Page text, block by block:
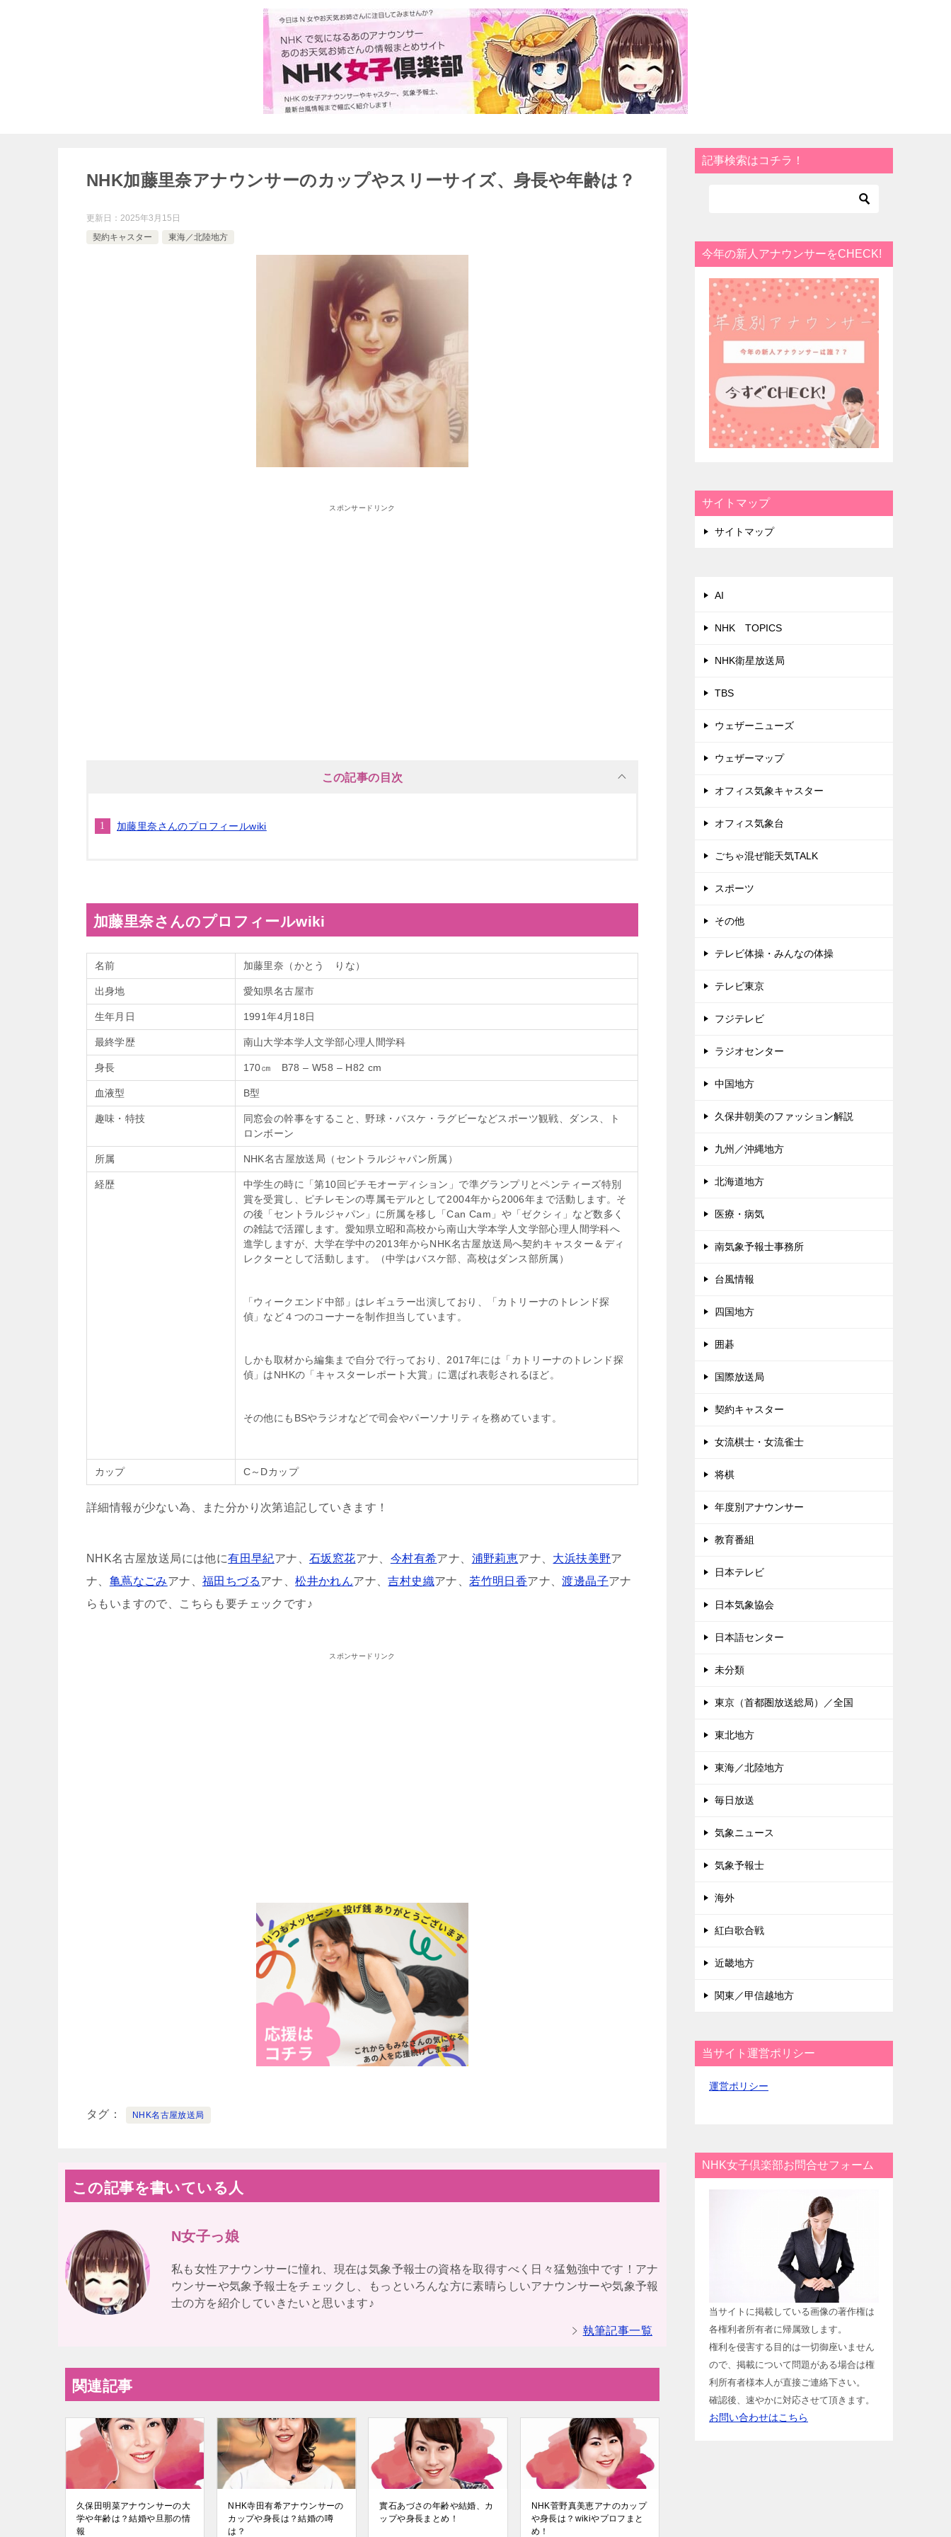
NHK加藤里奈アナウンサーのカップやスリーサイズ、身長や年齢は？
更新日： 2025年3月15日
契約キャスター
東海／北陸地方
スポンサードリンク
この記事の目次
加藤里奈さんのプロフィールwiki
加藤里奈さんのプロフィールwiki
名前 加藤里奈（かとう りな）
出身地 愛知県名古屋市
生年月日 1991年4月18日
最終学歴 南山大学本学人文学部心理人間学科
身長 170㎝ B78 – W58 – H82 cm
血液型 B型
趣味・特技
同窓会の幹事をすること、野球・バスケ・ラグビーなどスポーツ観戦、ダンス、ト
ロンボーン
所属 NHK名古屋放送局（セントラルジャパン所属）
経歴
中学生の時に「第10回ピチモオーディション」で準グランプリとペンティーズ特別
賞を受賞し、ピチレモンの専属モデルとして2004年から2006年まで活動します。そ
の後「セントラルジャパン」に所属を移し「Can Cam」や「ゼクシィ」など数多く
の雑誌で活躍します。愛知県立昭和高校から南山大学本学人文学部心理人間学科へ
進学しますが、大学在学中の2013年からNHK名古屋放送局へ契約キャスター＆ディ
レクターとして活動します。（中学はバスケ部、高校はダンス部所属）
「ウィークエンド中部」はレギュラー出演しており、「カトリーナのトレンド探
偵」など４つのコーナーを制作担当しています。
しかも取材から編集まで自分で行っており、2017年には「カトリーナのトレンド探
偵」はNHKの「キャスターレポート大賞」に選ばれ表彰されるほど。
その他にもBSやラジオなどで司会やパーソナリティを務めています。
カップ C～Dカップ
詳細情報が少ない為、また分かり次第追記していきます！
NHK名古屋放送局には他に有田早紀アナ、石坂窓花アナ、 今村有希アナ、 浦野莉恵アナ、 大浜扶美野ア
ナ、 亀蔦なごみアナ、福田ちづるアナ、松井かれんアナ、吉村史織アナ、 若竹明日香アナ、渡邊晶子アナ
らもいますので、こちらも要チェックです♪
スポンサードリンク
タグ NHK名古屋放送局
この記事を書いている人
N女子っ娘
私も女性アナウンサーに憧れ、現在は気象予報士の資格を取得すべく日々猛勉強中です！アナ
ウンサーや気象予報士をチェックし、もっといろんな方に素晴らしいアナウンサーや気象予報
士の方を紹介していきたいと思います♪
執筆記事一覧
関連記事
久保田明菜アナウンサーの大
学や年齢は？結婚や旦那の情
報
NHK寺田有希アナウンサーの
カップや身長は？結婚の噂
は？
實石あづさの年齢や結婚、カ
ップや身長まとめ！
NHK菅野真美恵アナのカップ
や身長は？wikiやプロフまと
め！
記事検索はコチラ！
今年の新人アナウンサーをCHECK!
サイトマップ
サイトマップ
AI
NHK TOPICS
NHK衛星放送局
TBS
ウェザーニューズ
ウェザーマップ
オフィス気象キャスター
オフィス気象台
ごちゃ混ぜ能天気TALK
スポーツ
その他
テレビ体操・みんなの体操
テレビ東京
フジテレビ
ラジオセンター
中国地方
久保井朝美のファッション解説
九州／沖縄地方
北海道地方
医療・病気
南気象予報士事務所
台風情報
四国地方
囲碁
国際放送局
契約キャスター
女流棋士・女流雀士
将棋
年度別アナウンサー
教育番組
日本テレビ
日本気象協会
日本語センター
未分類
東京（首都圏放送総局）／全国
東北地方
東海／北陸地方
毎日放送
気象ニュース
気象予報士
海外
紅白歌合戦
近畿地方
関東／甲信越地方
当サイト運営ポリシー
運営ポリシー
NHK女子倶楽部お問合せフォーム
当サイトに掲載している画像の著作権は
各権利者所有者に帰属致します。
権利を侵害する目的は一切御座いません
ので、掲載について問題がある場合は権
利所有者様本人が直接ご連絡下さい。
確認後、速やかに対応させて頂きます。
お問い合わせはこちら